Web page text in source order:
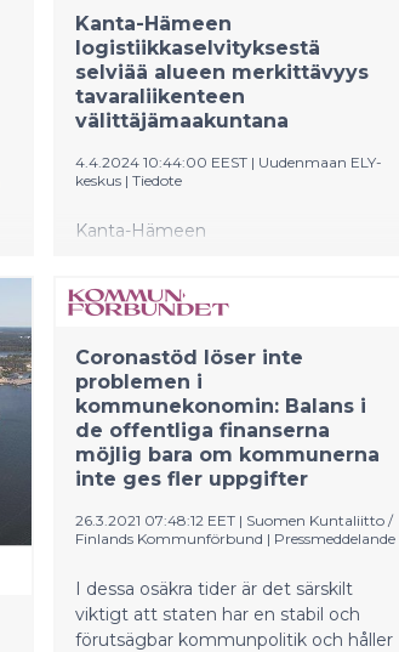
Kanta-Hämeen
logistiikkaselvityksestä
selviää alueen merkittävyys
tavaraliikenteen
välittäjämaakuntana
4.4.2024 10:44:00 EEST | Uudenmaan ELY-
keskus | Tiedote
Kanta-Hämeen
välittäjämaakuntana Etelä-Suomessa.
erinomaisen logistisen sijainnin ja
hyvän saavutettavuuden tarjoavan
houkuttelevia sijaintimahdollisuuksia
elinkeinoelämälle ja logistiikka-alueille.
Kanta-Hämeen kolme seutukuntaa
(Forssa, Hämeenlinna ja Riihimäki)
sijoittuvat strategisesti Suomen
tärkeimpien vienti- ja tuontisatamien
painopistealueiden läheisyyteen.
Coronastöd löser inte
problemen i
kommunekonomin: Balans i
de offentliga finanserna
möjlig bara om kommunerna
inte ges fler uppgifter
26.3.2021 07:48:12 EET | Suomen Kuntaliitto /
Finlands Kommunförbund | Pressmeddelande
I dessa osäkra tider är det särskilt
viktigt att staten har en stabil och
förutsägbar kommunpolitik och håller